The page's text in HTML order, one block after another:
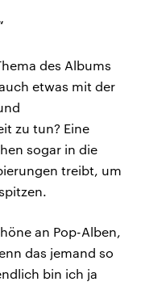
des Albums
etwas mit der
zu tun? Eine
sogar in die
treibt, um
an Pop-Alben,
das jemand so
bin ich ja